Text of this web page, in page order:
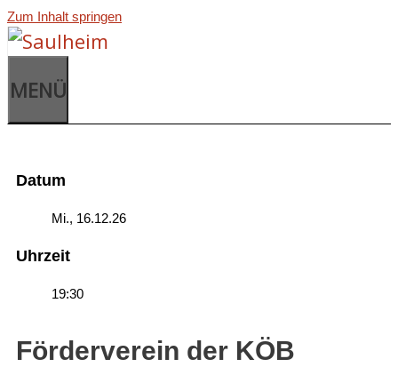
Zum Inhalt springen
MENÜ
Datum
Mi., 16.12.26
Uhrzeit
19:30
Förderverein der KÖB